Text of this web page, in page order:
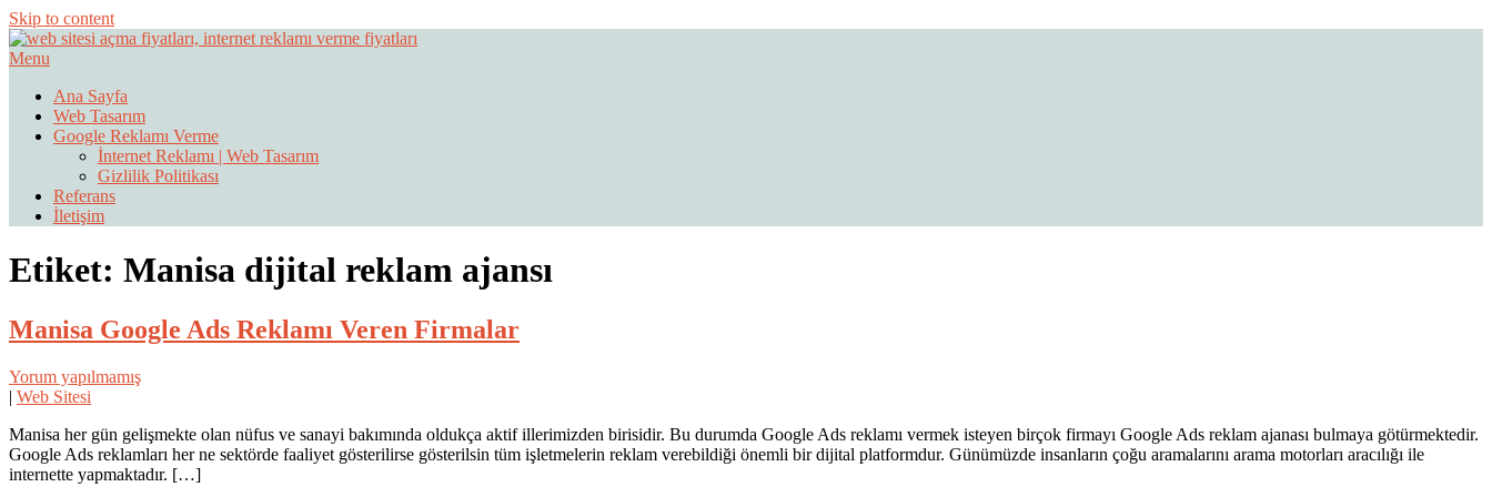
Skip to content
Web Sitesi Açma, İnternet Sitesi Fiyatları
Menu
Ana Sayfa
Web Tasarım
Google Reklamı Verme
İnternet Reklamı | Web Tasarım
Gizlilik Politikası
Referans
İletişim
Etiket: Manisa dijital reklam ajansı
Manisa Google Ads Reklamı Veren Firmalar
Yorum yapılmamış
| Web Sitesi
Manisa her gün gelişmekte olan nüfus ve sanayi bakımında oldukça aktif illerimizden birisidir. Bu durumda Google Ads reklamı vermek isteyen birçok firmayı Google Ads reklam ajanası bulmaya götürmektedir.
Google Ads reklamları her ne sektörde faaliyet gösterilirse gösterilsin tüm işletmelerin reklam verebildiği önemli bir dijital platformdur. Günümüzde insanların çoğu aramalarını arama motorları aracılığı ile
internette yapmaktadır. […]